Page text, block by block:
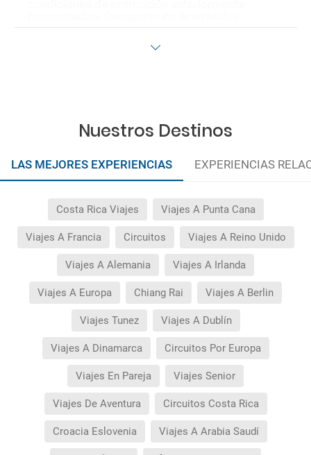
Nuestros Destinos
LAS MEJORES EXPERIENCIAS EXPERIENCIAS
Costa Rica Viajes Viajes A Punta Cana
Viajes A Francia Circuitos Viajes A Reino Unido
Viajes A Alemania Viajes A Irlanda
Viajes A Europa Chiang Rai Viajes A Berlin
Viajes Tunez Viajes A Dublín
Viajes A Dinamarca Circuitos Por Europa
Viajes En Pareja Viajes Senior
Viajes De Aventura Circuitos Costa Rica
Croacia Eslovenia Viajes A Arabia Saudí